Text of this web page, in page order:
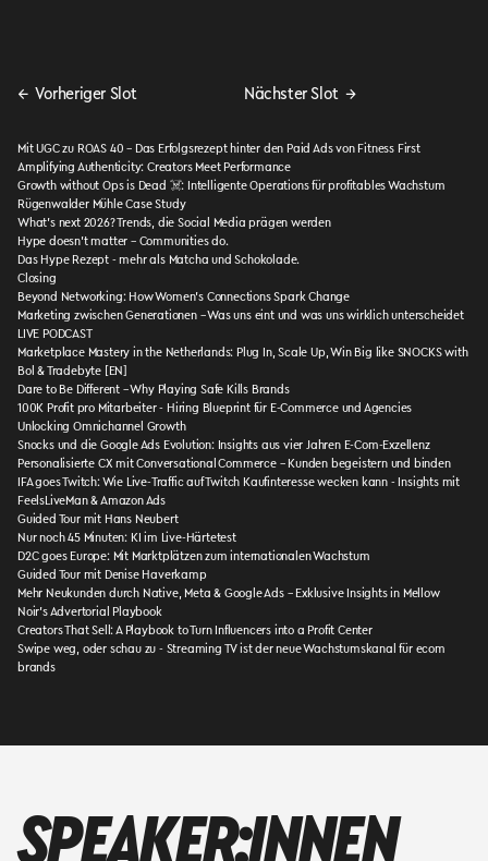
← Vorheriger Slot →
Nächster Slot
Mit UGC zu ROAS 40 – Das Erfolgsrezept hinter den Paid Ads von Fitness First
Amplifying Authenticity: Creators Meet Performance
Growth without Ops is Dead ☠️: Intelligente Operations für profitables Wachstum
Rügenwalder Mühle Case Study
What’s next 2026? Trends, die Social Media prägen werden
Hype doesn’t matter – Communities do.
Das Hype Rezept - mehr als Matcha und Schokolade.
Closing
Beyond Networking: How Women’s Connections Spark Change
Marketing zwischen Generationen – Was uns eint und was uns wirklich unterscheidet
LIVE PODCAST
Marketplace Mastery in the Netherlands: Plug In, Scale Up, Win Big like SNOCKS with
Bol & Tradebyte [EN]
Dare to Be Different – Why Playing Safe Kills Brands
100K Profit pro Mitarbeiter - Hiring Blueprint für E-Commerce und Agencies
Unlocking Omnichannel Growth
Snocks und die Google Ads Evolution: Insights aus vier Jahren E-Com-Exzellenz
Personalisierte CX mit Conversational Commerce – Kunden begeistern und binden
IFA goes Twitch: Wie Live-Traffic auf Twitch Kaufinteresse wecken kann - Insights mit
FeelsLiveMan & Amazon Ads
Guided Tour mit Hans Neubert
Nur noch 45 Minuten: KI im Live-Härtetest
D2C goes Europe: Mit Marktplätzen zum internationalen Wachstum
Guided Tour mit Denise Haverkamp
Mehr Neukunden durch Native, Meta & Google Ads – Exklusive Insights in Mellow
Noir’s Advertorial Playbook
Creators That Sell: A Playbook to Turn Influencers into a Profit Center
Swipe weg, oder schau zu - Streaming TV ist der neue Wachstumskanal für ecom
brands